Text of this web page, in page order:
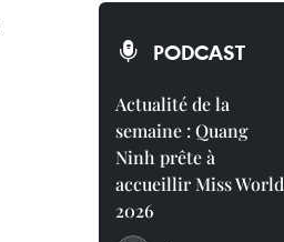
PODCAST
Actualité de la
semaine : Quang
Ninh prête à
accueillir Miss World
2026